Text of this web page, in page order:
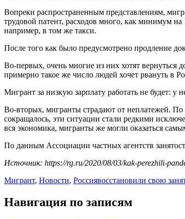
Вопреки распространенным представлениям,
трудовой патент, расходов много, как минимум
например, в том же такси.
После того как было предусмотрено продление
Во-первых, очень многие из них хотят
примерно такое же число людей хочет рвануть в
Мигрант за низкую зарплату работать не будет: у
Во-вторых, мигранты страдают от неплатежей. По
сокращалось, эти ситуации стали редкими
вся экономика, мигранты же могли оказаться
По данным Ассоциации частных агентств
Источник: https://rg.ru/2020/08/03/kak-perezhili-
Мигрант, Новости, Россиявосстановили свою
Навигация по записям